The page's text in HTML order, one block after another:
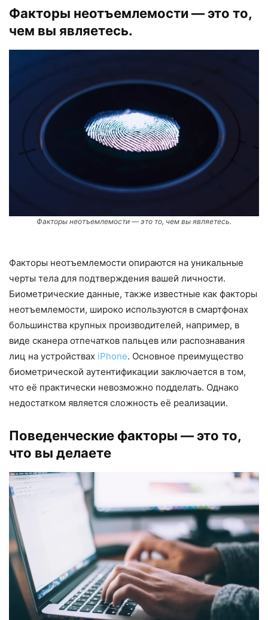
Факторы неотъемлемости — это то,
чем вы являетесь.
Факторы неотъемлемости — это то, чем вы являетесь.
Факторы неотъемлемости опираются на уникальные
черты тела для подтверждения вашей личности.
Биометрические данные, также известные как факторы
неотъемлемости, широко используются в смартфонах
большинства крупных производителей, например, в
виде сканера отпечатков пальцев или распознавания
лиц на устройствах iPhone. Основное преимущество
биометрической аутентификации заключается в том,
что её практически невозможно подделать. Однако
недостатком является сложность её реализации.
Поведенческие факторы — это то,
что вы делаете